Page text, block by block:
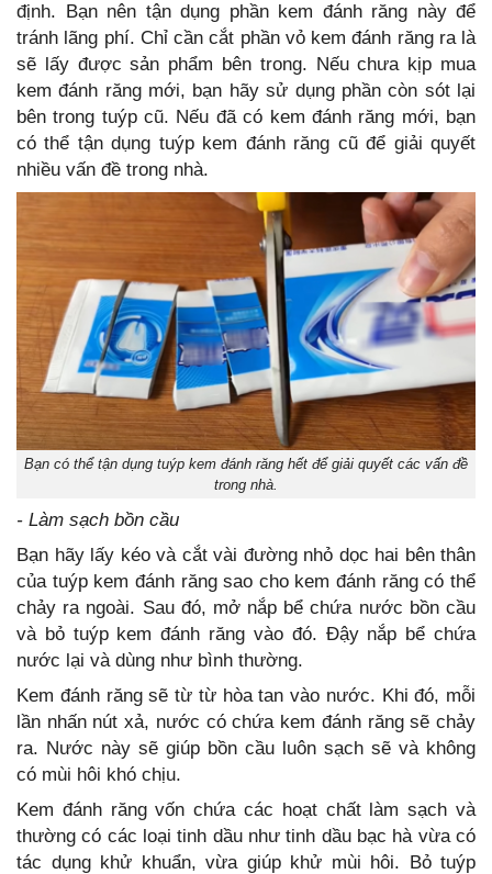
định. Bạn nên tận dụng phần kem đánh răng này để
tránh lãng phí. Chỉ cần cắt phần vỏ kem đánh răng ra là
sẽ lấy được sản phẩm bên trong. Nếu chưa kịp mua
kem đánh răng mới, bạn hãy sử dụng phần còn sót lại
bên trong tuýp cũ. Nếu đã có kem đánh răng mới, bạn
có thể tận dụng tuýp kem đánh răng cũ để giải quyết
nhiều vấn đề trong nhà.
Bạn có thể tận dụng tuýp kem đánh răng hết để giải quyết các vấn đề
trong nhà.
- Làm sạch bồn cầu
Bạn hãy lấy kéo và cắt vài đường nhỏ dọc hai bên thân
của tuýp kem đánh răng sao cho kem đánh răng có thể
chảy ra ngoài. Sau đó, mở nắp bể chứa nước bồn cầu
và bỏ tuýp kem đánh răng vào đó. Đậy nắp bể chứa
nước lại và dùng như bình thường.
Kem đánh răng sẽ từ từ hòa tan vào nước. Khi đó, mỗi
lần nhấn nút xả, nước có chứa kem đánh răng sẽ chảy
ra. Nước này sẽ giúp bồn cầu luôn sạch sẽ và không
có mùi hôi khó chịu.
Kem đánh răng vốn chứa các hoạt chất làm sạch và
thường có các loại tinh dầu như tinh dầu bạc hà vừa có
tác dụng khử khuẩn, vừa giúp khử mùi hôi. Bỏ tuýp